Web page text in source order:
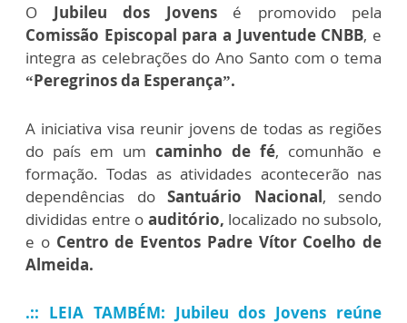
O Jubileu dos Jovens é promovido pela
Comissão Episcopal para a Juventude CNBB, e
integra as celebrações do Ano Santo com o tema
“Peregrinos da Esperança”.
A iniciativa visa reunir jovens de todas as regiões
do país em um caminho de fé, comunhão e
formação. Todas as atividades acontecerão nas
dependências doSantuário Nacional, sendo
divididas entre o auditório, localizado no subsolo,
e o Centro de Eventos Padre Vítor Coelho de
Almeida.
.:: LEIA TAMBÉM: Jubileu dos Jovens reúne